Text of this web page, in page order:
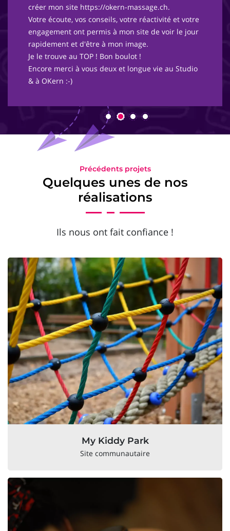
créer mon site https://okern-massage.ch.
Votre écoute, vos conseils, votre réactivité et votre
engagement ont permis à mon site de voir le jour
rapidement et d'être à mon image.
Je le trouve au TOP ! Bon boulot !
Encore merci à vous deux et longue vie au Studio
& à OKern :-)
Précédents projets
Quelques unes de nos
réalisations
Ils nous ont fait confiance !
My Kiddy Park
Site communautaire